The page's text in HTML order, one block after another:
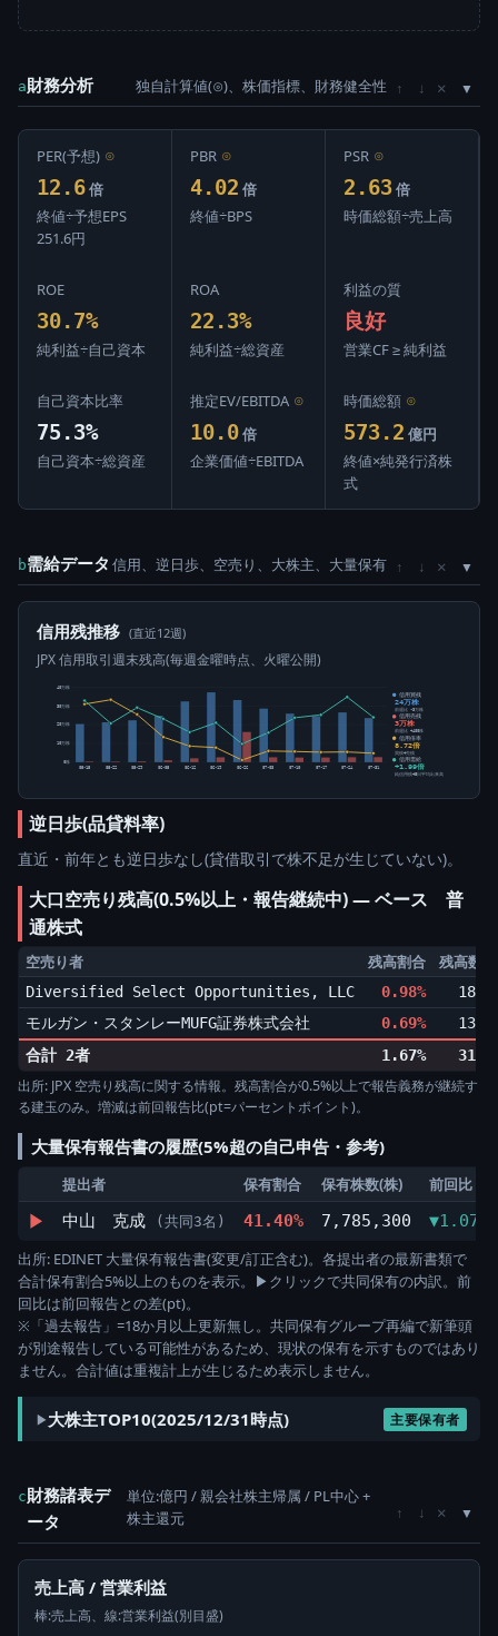
a財務分析 独自計算値(⊙)、株価指標、財務健全性 ↑ ↓ ×
PER(予想) ⊙
12.6 倍
終値÷予想EPS
251.6円
PBR ⊙
4.02 倍
終値÷BPS
PSR ⊙
2.63 倍
時価総額÷売上高
ROE
30.7%
純利益÷自己資本
ROA
22.3%
純利益÷総資産
利益の質
良好
営業CF ≥ 純利益
自己資本比率
75.3%
自己資本÷総資産
推定EV/EBITDA ⊙
10.0 倍
企業価値÷EBITDA
時価総額 ⊙
573.2 億円
終値×純発行済株
式
b需給データ 信用、逆日歩、空売り、大株主、大量保有 ↑ ↓ ×
信用残推移 (直近12週)
JPX 信用取引週末残高(毎週金曜時点、火曜公開)
0株
10万株
20万株
30万株
40万株
05-15 05-22 05-29 06-05 06-12 06-19 06-26 07-03 07-10 07-17 07-24 07-31
信用買残
24万株
前週比 -3万株
信用売残
3万株
前週比 +400株
信用倍率
8.72倍
買残÷売残
信用需給
+1.99倍
純信用残÷5日平均出来高
逆日歩(品貸料率)
直近・前年とも逆日歩なし(貸借取引で株不足が生じていない)。
大口空売り残高(0.5%以上・報告継続中) ― ベース 普
通株式
空売り者 残高割合 残高数
Diversified Select Opportunities, LLC 0.98%
モルガン・スタンレーMUFG証券株式会社
0.69%
合計 2者
1.67%
出所: JPX 空売り残高に関する情報。残高割合が0.5%以上で報告義務が継続す
る建玉のみ。増減は前回報告比(pt=パーセントポイント)。
大量保有報告書の履歴(5%超の自己申告・参考)
提出者 保有割合 保有株数(株) 前回比
▶ 中山 克成 (共同3名) 41.40% 7,785,300
▼1.07pt
出所: EDINET 大量保有報告書(変更/訂正含む)。各提出者の最新書類で
合計保有割合5%以上のものを表示。▶クリックで共同保有の内訳。前
回比は前回報告との差(pt)。
※「過去報告」=18か月以上更新無し。共同保有グループ再編で新筆頭
が別途報告している可能性があるため、現状の保有を示すものではあり
ません。合計値は重複計上が生じるため表示しません。
大株主TOP10(2025/12/31時点) 主要保有者
c財務諸表デ
ータ
単位:億円 / 親会社株主帰属 / PL中心 +
株主還元
↑ ↓ ×
売上高 / 営業利益
棒:売上高、線:営業利益(別目盛)